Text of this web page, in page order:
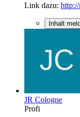
Link dazu:
Inhalt
JR Cologne
Profi